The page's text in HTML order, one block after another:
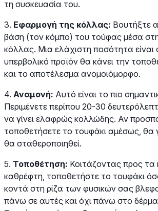
τη συσκευασία του.
3. Εφαρμογή της κόλλας: Βουτήξτε
βάση (τον κόμπο) του τούφας μέσα
κόλλας. Μια ελάχιστη ποσότητα είναι
υπερβολικό προϊόν θα κάνει την
και το αποτέλεσμα ανομοιόμορφο.
4. Αναμονή: Αυτό είναι το πιο
Περιμένετε περίπου 20-30
να γίνει ελαφρώς κολλώδης. Αν
τοποθετήσετε το τουφάκι αμέσως, θα
θα σταθεροποιηθεί.
5. Τοποθέτηση: Κοιτάζοντας προς
καθρέφτη, τοποθετήστε το τουφάκι
κοντά στη ρίζα των φυσικών σας
πάνω σε αυτές και όχι πάνω στο